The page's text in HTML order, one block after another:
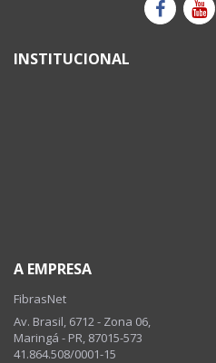
INSTITUCIONAL
A EMPRESA
FibrasNet
Av. Brasil, 6712 - Zona 06,
Maringá - PR, 87015-573
41.864.508/0001-15